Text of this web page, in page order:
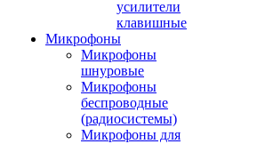
усилители
клавишные
Микрофоны
Микрофоны
шнуровые
Микрофоны
беспроводные
(радиосистемы)
Микрофоны для